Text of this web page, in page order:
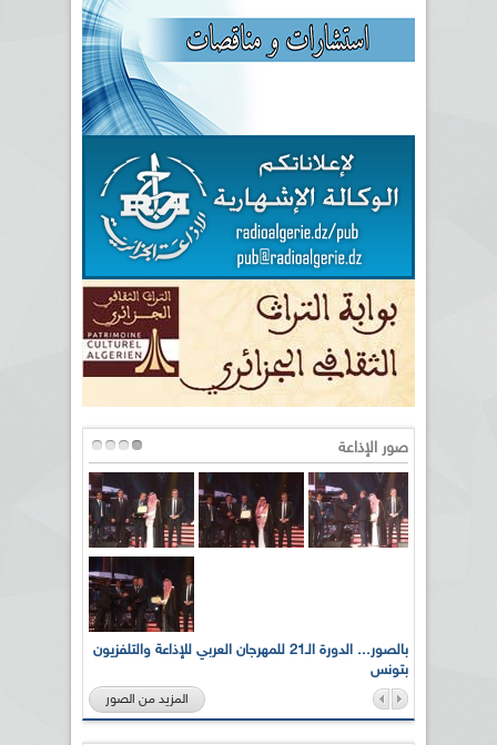
صور الإذاعة
بالصور... الدورة الـ21 للمهرجان العربي للإذاعة والتلفزيون
بتونس
المزيد من الصور